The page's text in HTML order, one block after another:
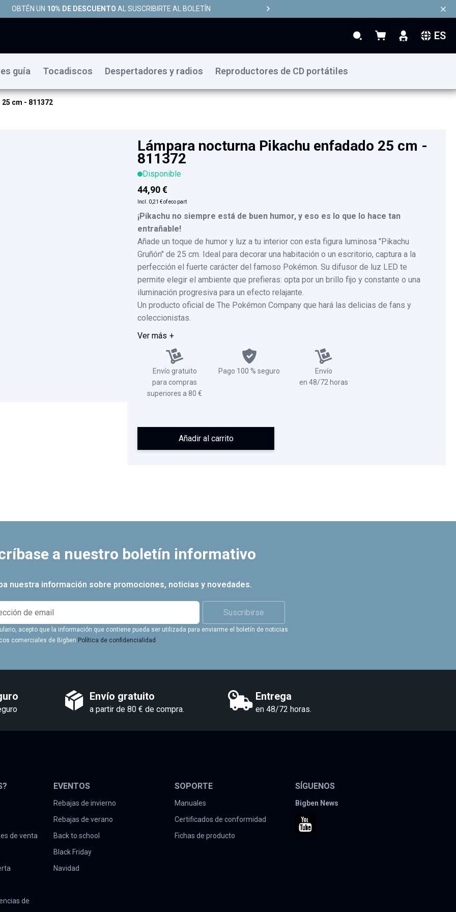
OBTÉN UN 10% DE DESCUENTO AL SUSCRIBIRTE AL BOLETÍN
Search Mi cesta ES
guía Tocadiscos Despertadores y radios Reproductores de CD portátiles
44,90 € Añadir al carrito
cm - 811372
Lámpara nocturna Pikachu enfadado 25 cm -
811372
Disponible
44,90 €
Incl. 0,21 €of eco part
¡Pikachu no siempre está de buen humor, y eso es lo que lo hace tan
entrañable!
Añade un toque de humor y luz a tu interior con esta figura luminosa "Pikachu
Gruñón" de 25 cm. Ideal para decorar una habitación o un escritorio, captura a la
perfección el fuerte carácter del famoso Pokémon. Su difusor de luz LED te
permite elegir el ambiente que prefieras: opta por un brillo fijo y constante o una
iluminación progresiva para un efecto relajante.
Un producto oficial de The Pokémon Company que hará las delicias de fans y
coleccionistas.
Ver más
Envío gratuito
para compras
superiores a 80 €
Pago 100 % seguro
Envío
en 48/72 horas
Añadir al carrito
a nuestro boletín informativo
nuestra información sobre promociones, noticias y novedades.
acepto que la información que contiene pueda ser utilizada para enviarme el boletín de noticias
comerciales de Bigben Política de confidencialidad
Suscribirse
Envío gratuito
a partir de 80 € de compra.
Entrega
en 48/72 horas.
de venta
de
EVENTOS
Rebajas de invierno
Rebajas de verano
Back to school
Black Friday
Navidad
SOPORTE
Manuales
Certificados de conformidad
Fichas de producto
SÍGUENOS
Bigben News